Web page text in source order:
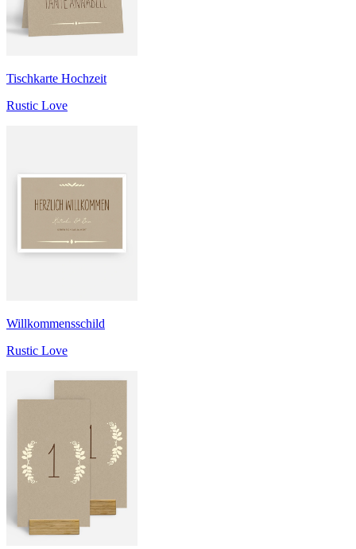
Tischkarte Hochzeit
Rustic Love
Willkommensschild
Rustic Love